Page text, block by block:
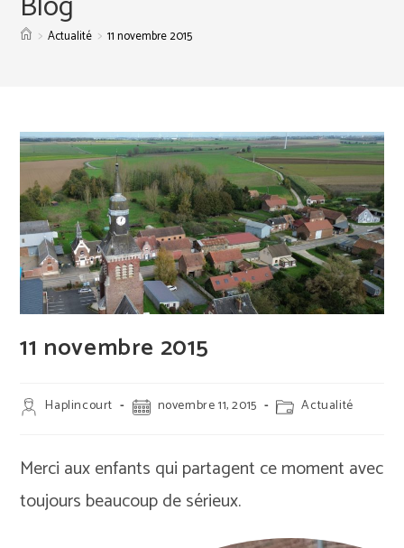
> Actualité > 11 novembre 2015
11 novembre 2015
Auteur/autrice
de
Haplincourt
Publication
publiée :
novembre 11, 2015
Post Actualité
Merci aux enfants qui partagent ce moment avec
toujours beaucoup de sérieux.